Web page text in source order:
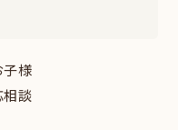
様
談